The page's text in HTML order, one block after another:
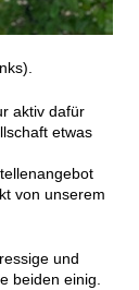
aktiv dafür
etwas
von unserem
und
beiden einig.